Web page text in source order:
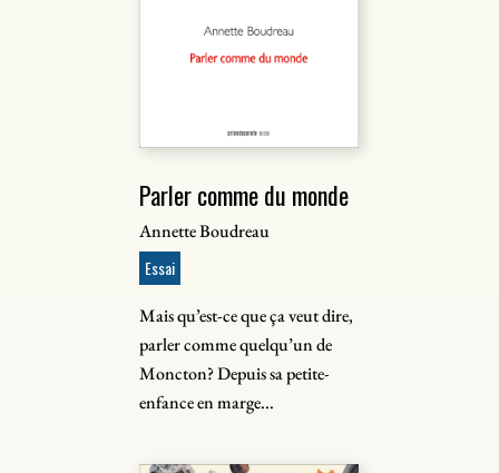
Parler comme du monde
Annette Boudreau
Essai
Mais qu’est-ce que ça veut dire,
parler comme quelqu’un de
Moncton? Depuis sa petite-
enfance en marge...